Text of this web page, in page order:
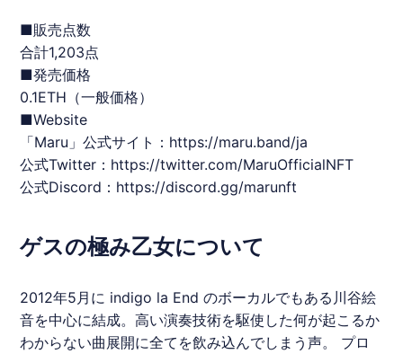
■販売点数
合計1,203点
■発売価格
0.1ETH（一般価格）
■Website
「Maru 」公式サイト： https://maru.band/ja
公式Twitter： https://twitter.com/MaruOfficialNFT
公式Discord： https://discord.gg/marunft
ゲスの極み乙女について
2012年5月に indigo la End のボーカルでもある川谷絵
音を中心に結成。高い演奏技術を駆使した何が起こるか
わからない曲展開に全てを飲み込んでしまう声。 プロ